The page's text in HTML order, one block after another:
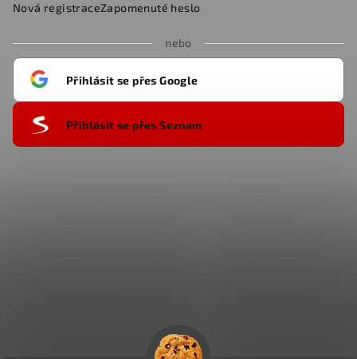
Nová registraceZapomenuté heslo
nebo
Přihlásit se přes Google
Přihlásit se přes Seznam